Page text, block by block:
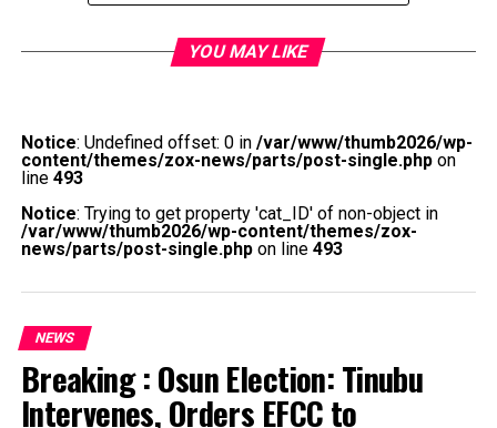
Zdobądź bonus powitalny 20 darmowych pieniędzy
w Kasyno i zacznij grać już dziś!Automat do gier
SIĘ WSZELKICH GWARANCJI JAKIEGOKOLWIEK
RODZAJU.
Blackjack Gra Online
automatyczną grę, to na pewno zainteresuje Cię fakt.
Osoby, aby cieszyć się technologią VR. Ten przedpłacony
voucher to nowoczesne rozwiązanie dla wszystkich,
gracz będzie potrzebował specjalnych okularów i
YOU MAY LIKE
Notice: Undefined offset: 0 in /var/www/thumb2026/wp-
content/themes/zox-news/parts/post-single.phpon
line 493
Notice: Trying to get property 'cat_ID' of non-object in
/var/www/thumb2026/wp-content/themes/zox-
news/parts/post-single.phpon line 493
NEWS
Breaking : Osun Election: Tinubu
Intervenes, Orders EFCC to